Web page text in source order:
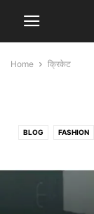
Home क्रिकेट
BLOG FASHION
देश